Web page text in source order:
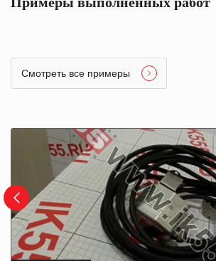
Смотреть все примеры